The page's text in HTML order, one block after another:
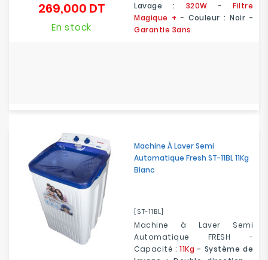
Lavage : 320W - Filtre
Magique +- Couleur : Noir -
Garantie 3ans
269,000 DTPrix
En stock
Machine À Laver Semi
Automatique Fresh ST-11BL 11Kg
Blanc
[ST-11BL]
Machine à Laver Semi
Automatique FRESH -
Capacité :11Kg - Système de